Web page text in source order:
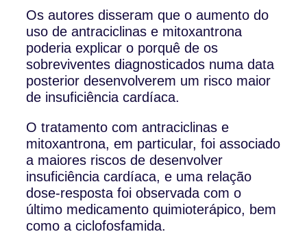
Os autores disseram que o aumento do
uso de antraciclinas e mitoxantrona
poderia explicar o porquê de os
sobreviventes diagnosticados numa data
posterior desenvolverem um risco maior
de insuficiência cardíaca.
O tratamento com antraciclinas e
mitoxantrona, em particular, foi associado
a maiores riscos de desenvolver
insuficiência cardíaca, e uma relação
dose-resposta foi observada com o
último medicamento quimioterápico, bem
como a ciclofosfamida.